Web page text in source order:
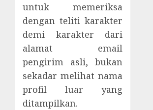
untuk memeriksa
dengan teliti karakter
demi karakter dari
alamat email
pengirim asli, bukan
sekadar melihat nama
profil luar yang
ditampilkan.